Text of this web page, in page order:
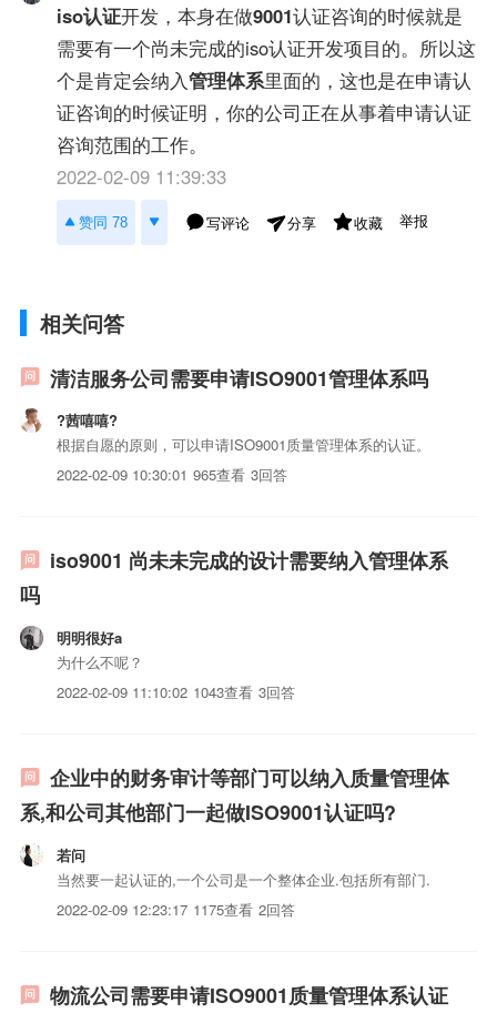
iso认证开发，本身在做9001认证咨询的时候就是
需要有一个尚未完成的iso认证开发项目的。所以这
个是肯定会纳入管理体系里面的，这也是在申请认
证咨询的时候证明，你的公司正在从事着申请认证
咨询范围的工作。
2022-02-09 11:39:33
赞同 78 写评论 分享 收藏 举报
相关问答
清洁服务公司需要申请ISO9001管理体系吗
?茜嘻嘻?
根据自愿的原则，可以申请ISO9001质量管理体系的认证。
2022-02-09 10:30:01 965查看 3回答
iso9001 尚未未完成的设计需要纳入管理体系
吗
明明很好a
为什么不呢？
2022-02-09 11:10:02 1043查看 3回答
企业中的财务审计等部门可以纳入质量管理体
系,和公司其他部门一起做ISO9001认证吗?
若问
当然要一起认证的,一个公司是一个整体企业.包括所有部门.
2022-02-09 12:23:17 1175查看 2回答
物流公司需要申请ISO9001质量管理体系认证